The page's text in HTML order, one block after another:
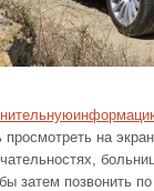
на
затем позвонить